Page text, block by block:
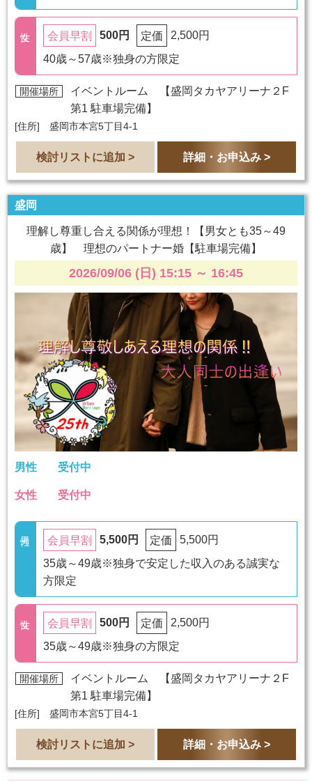
会員早割 500円 定価
2,500円
40歳～57歳※独身の方限定
開催場所 イベントルーム 【 盛岡タカヤアリーナ２F
第1 駐車場完備】
[住所] 盛岡市本宮5丁目4-1
検討リストに追加 > 詳細・お申込み >
盛岡
理解し尊重し合える関係が理想！【男女とも35～49
歳】 理想のパートナー婚【駐車場完備】
2026/09/06 (日) 15:15 ～ 16:45
男性 受付中
女性 受付中
会員早割 5,500円 定価
5,500円
35歳～49歳※独身で安定した収入のある誠実な
方限定
会員早割 500円 定価
2,500円
35歳～49歳※独身の方限定
開催場所 イベントルーム 【 盛岡タカヤアリーナ２F
第1 駐車場完備】
[住所] 盛岡市本宮5丁目4-1
検討リストに追加 > 詳細・お申込み >